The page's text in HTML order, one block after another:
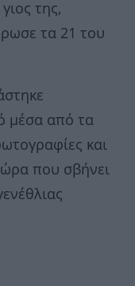
της,
τα 21 του
μέσα από τα
και
ώρα που σβήνει